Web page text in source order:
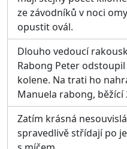
ze závodníků v noci
opustit ovál.
Dlouho vedoucí
Rabong Peter
kolene. Na trati ho
Manuela rabong,
Zatím krásná
spravedlivě střídají po